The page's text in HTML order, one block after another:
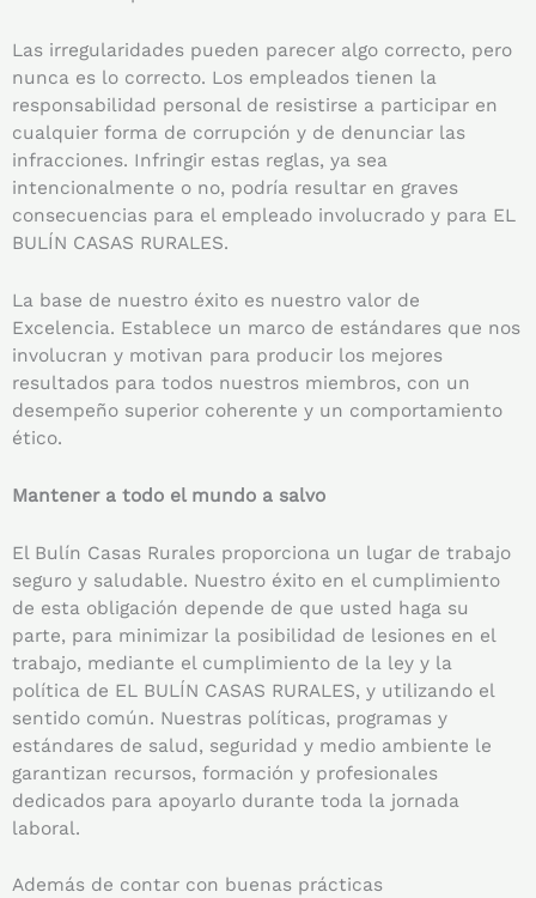
Las irregularidades pueden parecer algo correcto, pero
nunca es lo correcto. Los empleados tienen la
responsabilidad personal de resistirse a participar en
cualquier forma de corrupción y de denunciar las
infracciones. Infringir estas reglas, ya sea
intencionalmente o no, podría resultar en graves
consecuencias para el empleado involucrado y para EL
BULÍN CASAS RURALES.
La base de nuestro éxito es nuestro valor de
Excelencia. Establece un marco de estándares que nos
involucran y motivan para producir los mejores
resultados para todos nuestros miembros, con un
desempeño superior coherente y un comportamiento
ético.
Mantener a todo el mundo a salvo
El Bulín Casas Rurales proporciona un lugar de trabajo
seguro y saludable. Nuestro éxito en el cumplimiento
de esta obligación depende de que usted haga su
parte, para minimizar la posibilidad de lesiones en el
trabajo, mediante el cumplimiento de la ley y la
política de EL BULÍN CASAS RURALES, y utilizando el
sentido común. Nuestras políticas, programas y
estándares de salud, seguridad y medio ambiente le
garantizan recursos, formación y profesionales
dedicados para apoyarlo durante toda la jornada
laboral.
Además de contar con buenas prácticas